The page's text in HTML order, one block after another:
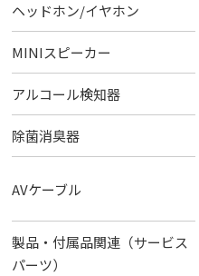
ヘッドホン/イヤホン
MINIスピーカー
アルコール検知器
除菌消臭器
AVケーブル
製品・付属品関連（サービス
パーツ）